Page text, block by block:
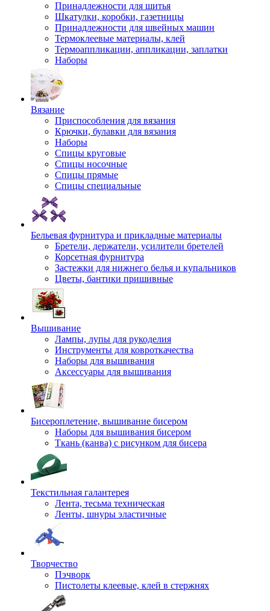
Принадлежности для шитья
Шкатулки, коробки, газетницы
Принадлежности для швейных машин
Термоклеевые материалы, клей
Термоаппликации, аппликации, заплатки
Наборы
Вязание
Приспособления для вязания
Крючки, булавки для вязания
Наборы
Спицы круговые
Спицы носочные
Спицы прямые
Спицы специальные
Бельевая фурнитура и прикладные материалы
Бретели, держатели, усилители бретелей
Корсетная фурнитура
Застежки для нижнего белья и купальников
Цветы, бантики пришивные
Вышивание
Лампы, лупы для рукоделия
Инструменты для ковроткачества
Наборы для вышивания
Аксессуары для вышивания
Бисероплетение, вышивание бисером
Наборы для вышивания бисером
Ткань (канва) с рисунком для бисера
Текстильная галантерея
Лента, тесьма техническая
Ленты, шнуры эластичные
Творчество
Пэчворк
Пистолеты клеевые, клей в стержнях